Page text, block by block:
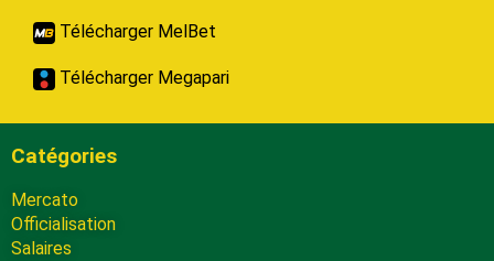
Télécharger MelBet
Télécharger Megapari
Catégories
Mercato
Officialisation
Salaires